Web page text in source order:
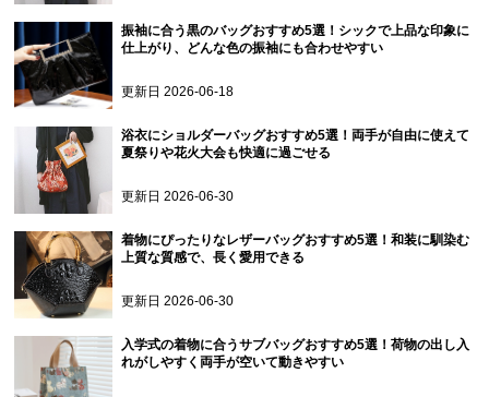
振袖に合う黒のバッグおすすめ5選！シックで上品な印象に
仕上がり、どんな色の振袖にも合わせやすい
更新日2026-06-18
浴衣にショルダーバッグおすすめ5選！両手が自由に使えて
夏祭りや花火大会も快適に過ごせる
更新日2026-06-30
着物にぴったりなレザーバッグおすすめ5選！和装に馴染む
上質な質感で、長く愛用できる
更新日2026-06-30
入学式の着物に合うサブバッグおすすめ5選！荷物の出し入
れがしやすく両手が空いて動きやすい